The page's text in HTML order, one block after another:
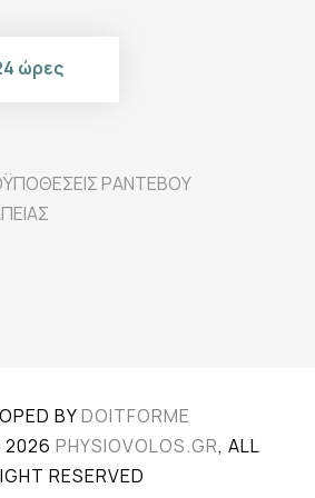
ώρες
ΡΑΝΤΕΒΟΥ
BYDOITFORME
2026 PHYSIOVOLOS.GR, ALL
RESERVED